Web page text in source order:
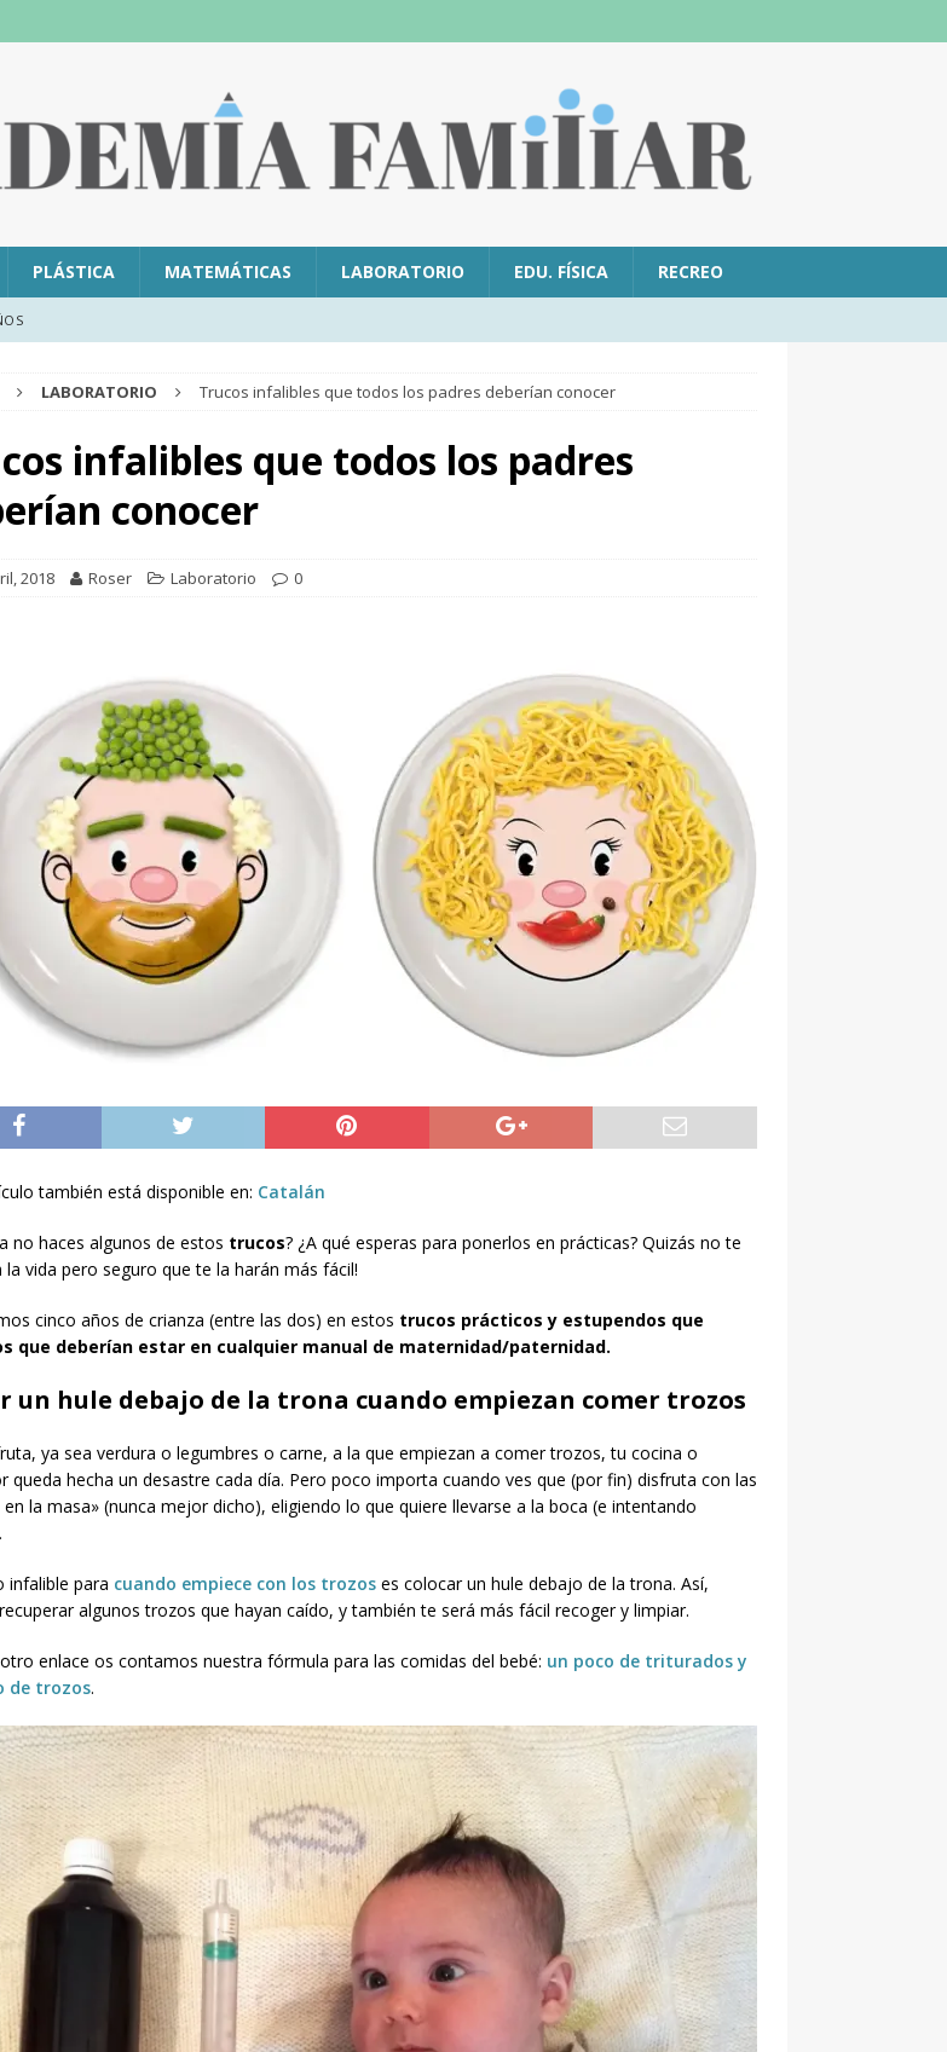
PLÁSTICA MATEMÁTICAS LABORATORIO EDU. FÍSICA RECREO
LABORATORIO Trucos infalibles que todos los padres deberían conocer
infalibles que todos los padres
conocer
2018 Roser Laboratorio 0
también está disponible en: Catalán
no haces algunos de estos trucos? ¿A qué esperas para ponerlos en prácticas? Quizás no te
la vida pero seguro que te la harán más fácil!
cinco años de crianza (entre las dos) en estos trucos prácticos y estupendos que
que deberían estar en cualquier manual de maternidad/paternidad.
un hule debajo de la trona cuando empiezan comer trozos
ya sea verdura o legumbres o carne, a la que empiezan a comer trozos, tu cocina o
queda hecha un desastre cada día. Pero poco importa cuando ves que (por fin) disfruta con las
en la masa» (nunca mejor dicho), eligiendo lo que quiere llevarse a la boca (e intentando
infalible para cuando empiece con los trozoses colocar un hule debajo de la trona. Así,
algunos trozos que hayan caído, y también te será más fácil recoger y limpiar.
enlace os contamos nuestra fórmula para las comidas del bebé: un poco de triturados y
de trozos.